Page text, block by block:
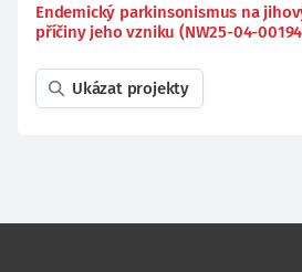
Endemický parkinsonismus na
příčiny jeho vzniku (NW25-04-
Ukázat projekty